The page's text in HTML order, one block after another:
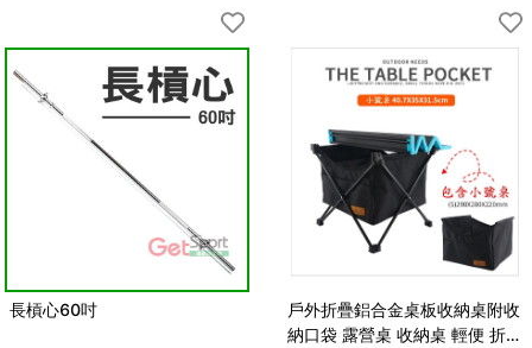
長槓心60吋
戶外折疊鋁合金桌板收納桌附收
納口袋 露營桌 收納桌 輕便 折疊